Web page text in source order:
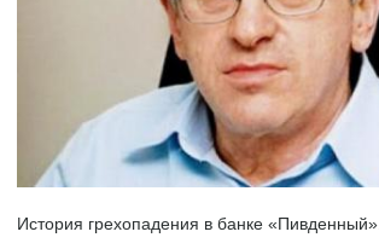
История грехопадения в банке «Пивденный».